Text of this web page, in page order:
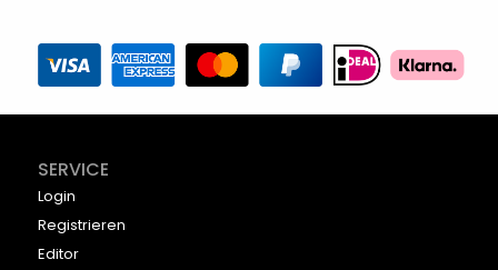
SERVICE
Login
Registrieren
Editor